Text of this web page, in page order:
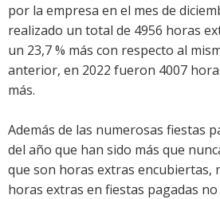
por la empresa en el mes de
realizado un total de 4956 horas
un 23,7 % más con respecto al
anterior, en 2022 fueron 4007
más.
Además de las numerosas fiestas
del año que han sido más que
que son horas extras encubiertas,
horas extras en fiestas pagadas